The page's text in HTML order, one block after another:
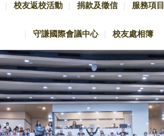
校友返校活動 捐款及徵信 服務項目
守謙國際會議中心 校友處相簿